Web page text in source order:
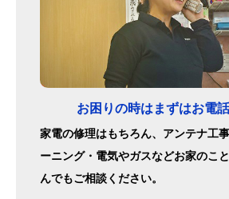
お困りの時はまずはお電
家電の修理はもちろん、アンテナ工
ーニング・電気やガスなどお家のこ
んでもご相談ください。